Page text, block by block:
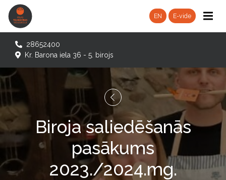
EN E-vide
28652400
Kr. Barona iela 36 - 5. birojs
Biroja saliedēšanās
pasākums
2023./2024.mg.